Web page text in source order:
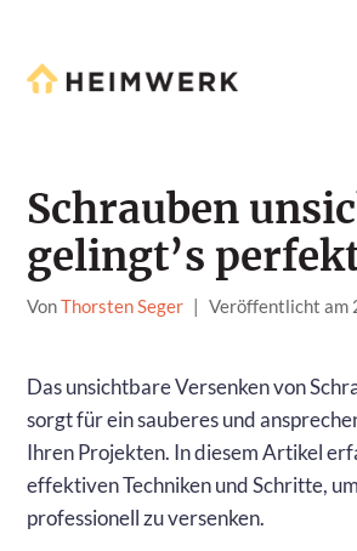
Schrauben
gelingt’s
VonThorsten Seger | Veröffentlicht am
Das unsichtbare Versenken von
sorgt für ein sauberes und
Ihren Projekten. In diesem Artikel
effektiven Techniken und Schritte,
professionell zu versenken.